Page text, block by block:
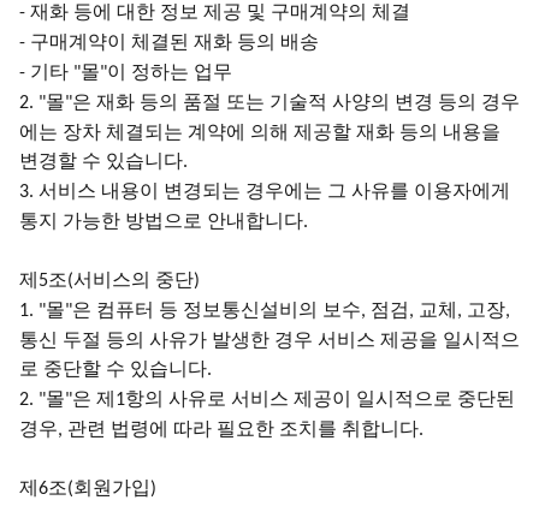
- 재화 등에 대한 정보 제공 및 구매계약의 체결
- 구매계약이 체결된 재화 등의 배송
- 기타 "몰"이 정하는 업무
2. "몰"은 재화 등의 품절 또는 기술적 사양의 변경 등의 경우
에는 장차 체결되는 계약에 의해 제공할 재화 등의 내용을
변경할 수 있습니다.
3. 서비스 내용이 변경되는 경우에는 그 사유를 이용자에게
통지 가능한 방법으로 안내합니다.
제 5조(서비스의 중단)
1. "몰"은 컴퓨터 등 정보통신설비의 보수, 점검, 교체 , 고장,
통신 두절 등의 사유가 발생한 경우 서비스 제공을 일시적으
로 중단할 수 있습니다.
2. "몰"은 제 1항의 사유로 서비스 제공이 일시적으로 중단된
경우, 관련 법령에 따라 필요한 조치를 취합니다.
제 6조(회원가입)